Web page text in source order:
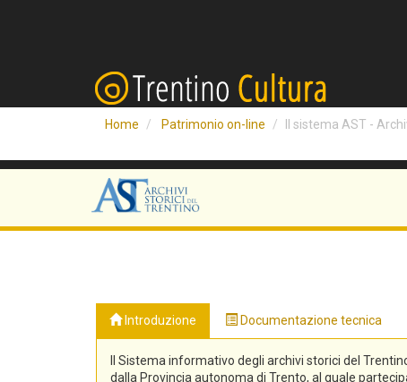
Home Patrimonio on-line Il sistema AST -
Introduzione Documentazione tecnica
Il Sistema informativo degli archivi storici del
dalla Provincia autonoma di Trento, al quale